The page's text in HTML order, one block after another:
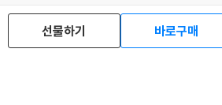
선물하기 바로구매
예스이십사(주) 사업자 정보
이용약관
개인정보처리방침